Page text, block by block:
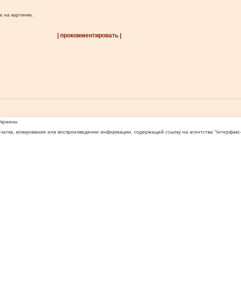
на картинке.
| прокомментировать |
копирование или воспроизведение информации, содержащей ссылку на агентства